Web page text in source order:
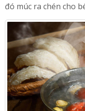
đó múc ra chén cho